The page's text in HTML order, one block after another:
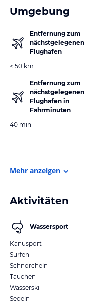
Umgebung
Entfernung zum
nächstgelegenen
Flughafen
< 50 km
Entfernung zum
nächstgelegenen
Flughafen in
Fahrminuten
40 min
Mehr anzeigen
Aktivitäten
Wassersport
Kanusport
Surfen
Schnorcheln
Tauchen
Wasserski
Segeln